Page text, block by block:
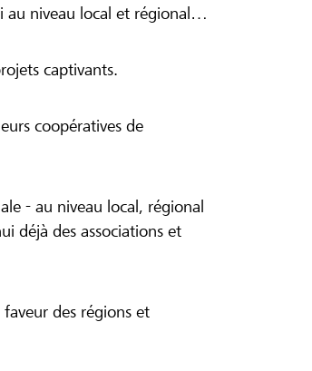
niveau local et régional
captivants.
coopératives de
- au niveau local, régional
déjà des associations et
des régions et